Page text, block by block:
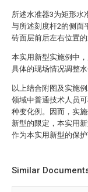
所述水准器3为矩形水
与所述刻度杆2的侧面
砖面层前后左右位置的
本实用新型实施例中
具体的现场情况调整
以上结合附图及实施
领域中普通技术人员
种变化例。因而，实
新型的限定，本实用
作为本实用新型的保护
Similar